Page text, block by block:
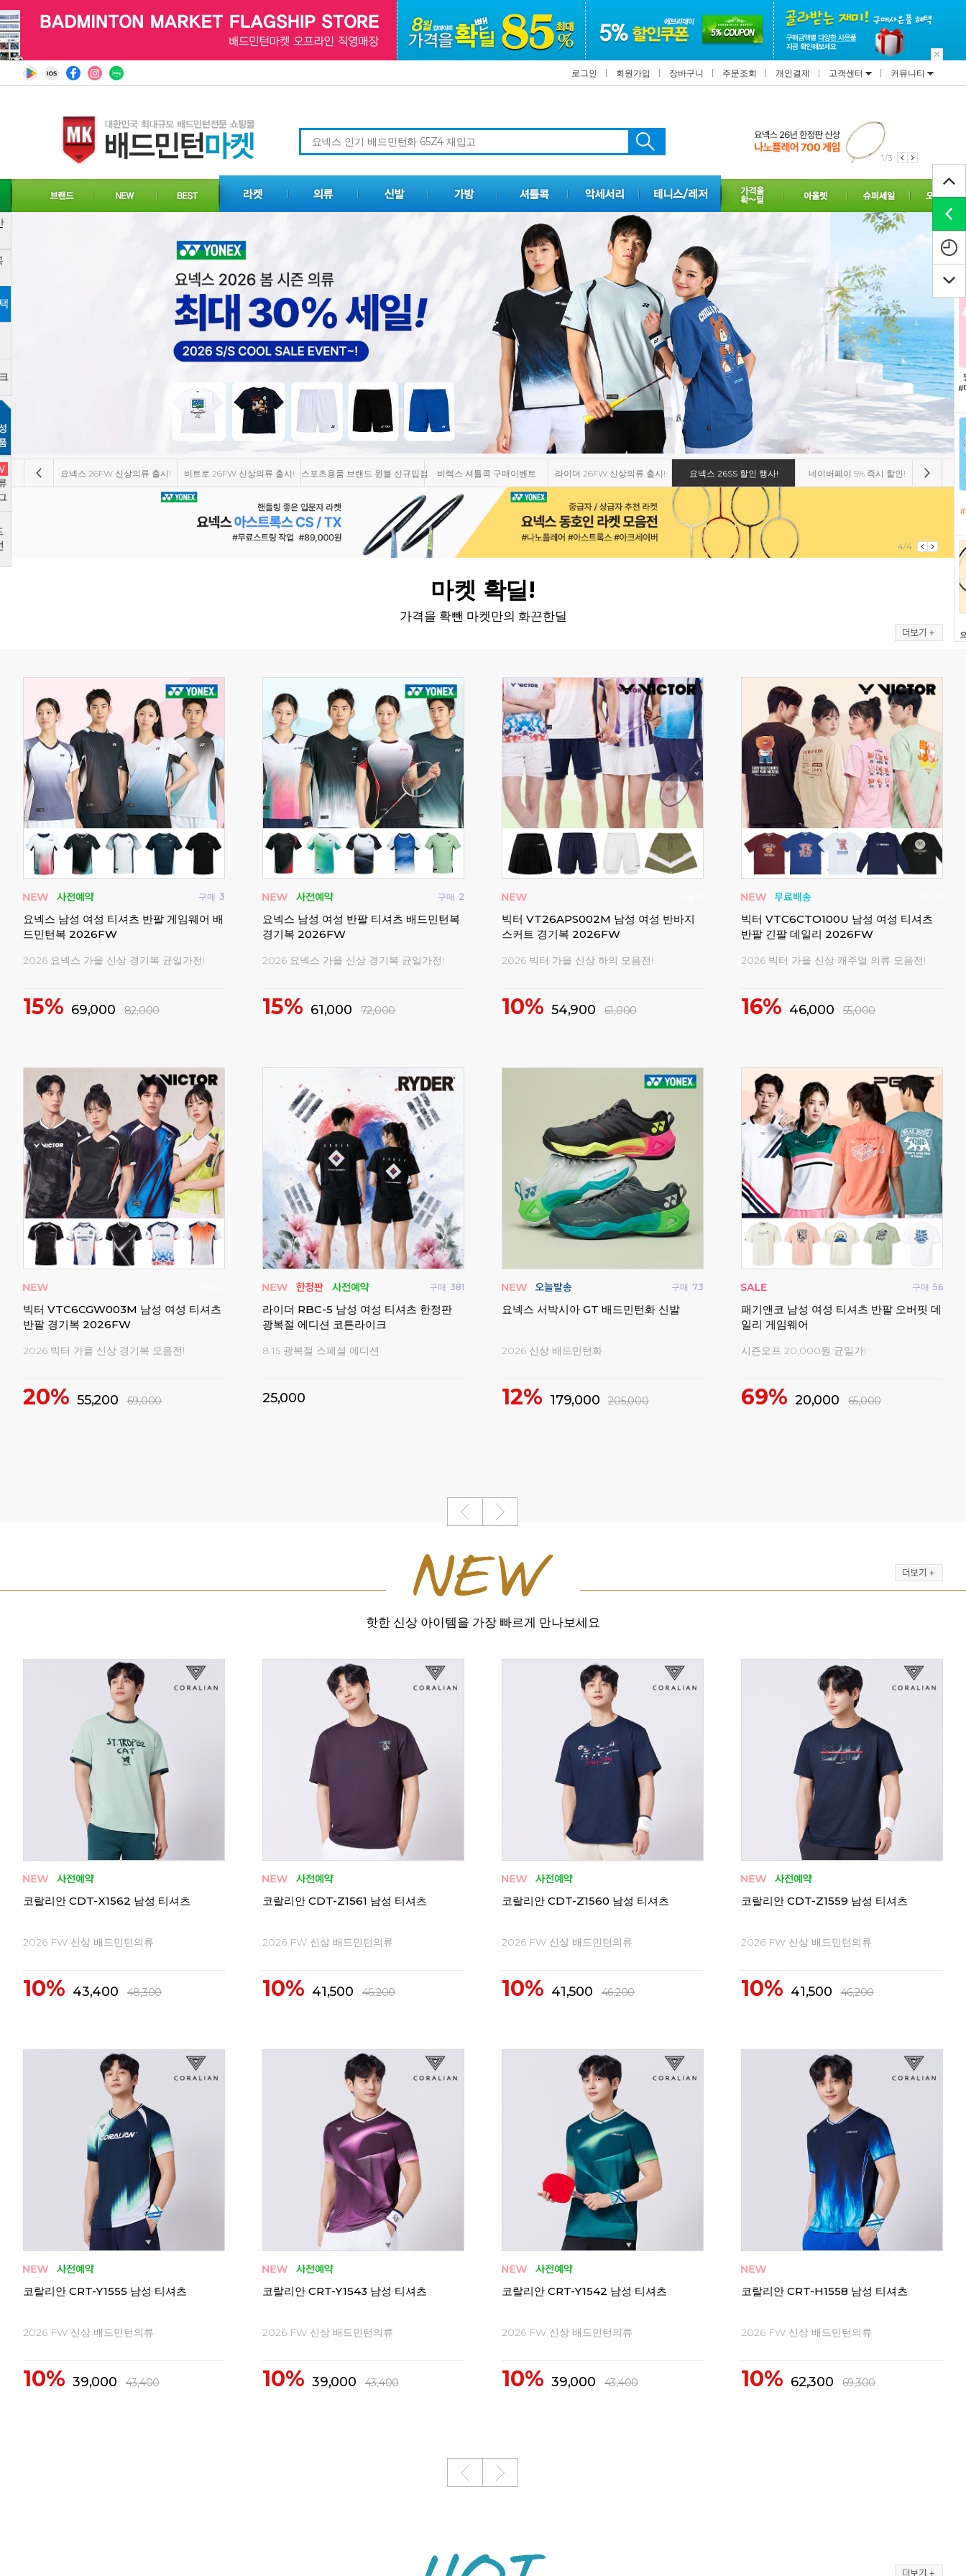
로그인 회원가입 장바구니 주문조회 개인결제 고객센터 커뮤니티
1/3
요넥스 26FW 신상의류 출시! 비트로 26FW 신상의류 출시! 스포츠용품 브랜드 윈블 신규입점 비렉스 셔틀콕 구매이벤트 라이더 26FW 신상의류 출시! 요넥스 26SS 할인 행사! 네이버페이 5% 즉시 할인! 비트로
4/4
마켓 확딜!
가격을 확뺀 마켓만의 화끈한딜
구매 3
요넥스 남성 여성 티셔츠 반팔 게임웨어 배
드민턴복 2026FW
2026 요넥스 가을 신상 경기복 균일가전!
15% 69,000 82,000
구매 2
요넥스 남성 여성 반팔 티셔츠 배드민턴복
경기복 2026FW
2026 요넥스 가을 신상 경기복 균일가전!
15% 61,000 72,000
빅터 VT26APS002M 남성 여성 반바지
스커트 경기복 2026FW
2026 빅터 가을 신상 하의 모음전!
10% 54,900 61,000
빅터 VTC6CTO100U 남성 여성 티셔츠
반팔 긴팔 데일리 2026FW
2026 빅터 가을 신상 캐주얼 의류 모음전!
16% 46,000 55,000
빅터 VTC6CGW003M 남성 여성 티셔츠
반팔 경기복 2026FW
2026 빅터 가을 신상 경기복 모음전!
20% 55,200 69,000
구매 381
라이더 RBC-5 남성 여성 티셔츠 한정판
광복절 에디션 코튼라이크
8.15 광복절 스페셜 에디션
25,000
구매 73
요넥스 서박시아 GT 배드민턴화 신발
2026 신상 배드민턴화
12% 179,000 205,000
구매 56
패기앤코 남성 여성 티셔츠 반팔 오버핏 데
일리 게임웨어
시즌오프 20,000원 균일가!
69% 20,000 65,000
핫한 신상 아이템을 가장 빠르게 만나보세요
코랄리안 CDT-X1562 남성 티셔츠
2026 FW 신상 배드민턴의류
10% 43,400 48,300
코랄리안 CDT-Z1561 남성 티셔츠
2026 FW 신상 배드민턴의류
10% 41,500 46,200
코랄리안 CDT-Z1560 남성 티셔츠
2026 FW 신상 배드민턴의류
10% 41,500 46,200
코랄리안 CDT-Z1559 남성 티셔츠
2026 FW 신상 배드민턴의류
10% 41,500 46,200
코랄리안 CRT-Y1555 남성 티셔츠
2026 FW 신상 배드민턴의류
10% 39,000 43,400
코랄리안 CRT-Y1543 남성 티셔츠
2026 FW 신상 배드민턴의류
10% 39,000 43,400
코랄리안 CRT-Y1542 남성 티셔츠
2026 FW 신상 배드민턴의류
10% 39,000 43,400
코랄리안 CRT-H1558 남성 티셔츠
2026 FW 신상 배드민턴의류
10% 62,300 69,300